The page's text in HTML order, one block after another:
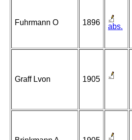
Fuhrmann O 1896 abs.
Graff Lvon 1905